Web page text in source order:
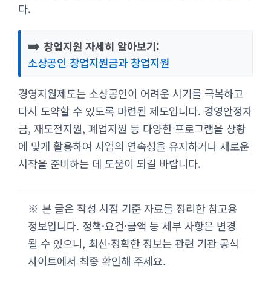
다.
➡️ 창업지원 자세히 알아보기:
소상공인 창업지원금과 창업지원
경영지원제도는 소상공인이 어려운 시기를 극복하고
다시 도약할 수 있도록 마련된 제도입니다. 경영안정자
금, 재도전지원, 폐업지원 등 다양한 프로그램을 상황
에 맞게 활용하여 사업의 연속성을 유지하거나 새로운
시작을 준비하는 데 도움이 되길 바랍니다.
※ 본 글은 작성 시점 기준 자료를 정리한 참고용
정보입니다. 정책·요건·금액 등 세부 사항은 변경
될 수 있으니, 최신·정확한 정보는 관련 기관 공식
사이트에서 최종 확인해 주세요.